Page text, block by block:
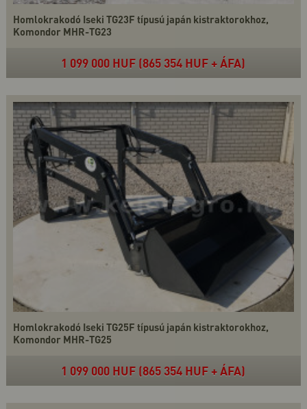
Homlokrakodó Iseki TG23F típusú japán kistraktorokhoz,
Komondor MHR-TG23
1 099 000 HUF (865 354 HUF + ÁFA)
Homlokrakodó Iseki TG25F típusú japán kistraktorokhoz,
Komondor MHR-TG25
1 099 000 HUF (865 354 HUF + ÁFA)